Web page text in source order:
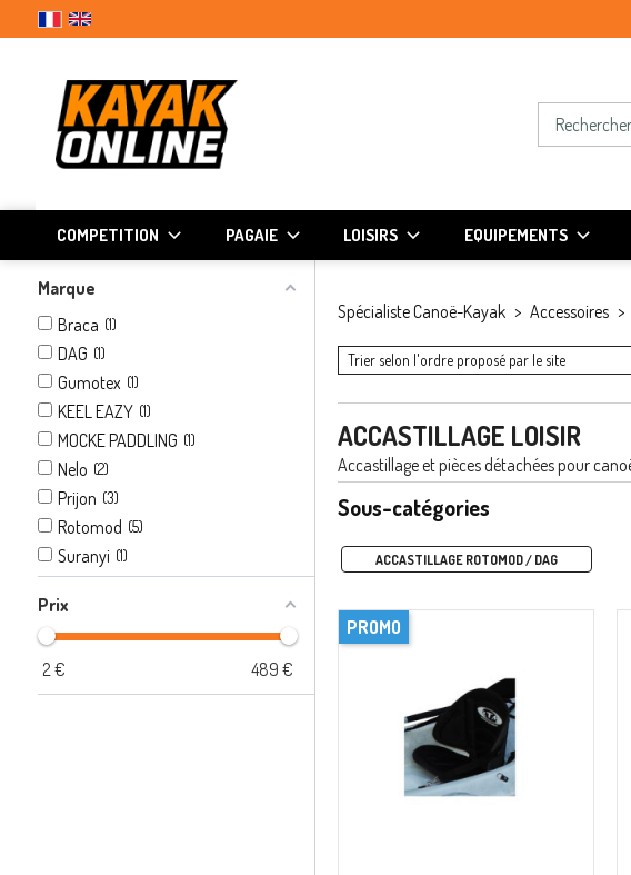
COMPETITION PAGAIE LOISIRS EQUIPEMENTS
Marque
Braca (1)
DAG (1)
Gumotex (1)
KEEL EAZY (1)
MOCKE PADDLING (1)
Nelo (2)
Prijon (3)
Rotomod (5)
Suranyi (1)
Prix
2 € 489 €
Spécialiste Canoë-Kayak Accessoires
Trier selon l'ordre proposé par le site
ACCASTILLAGE LOISIR
Accastillage et pièces détachées pour
Sous-catégories
ACCASTILLAGE ROTOMOD / DAG
PROMO